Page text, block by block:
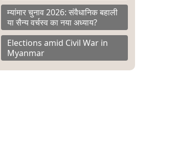
म्यांमार चुनाव 2026: संवैधानिक बहाली
या सैन्य वर्चस्व का नया अध्याय?
Elections amid Civil War in
Myanmar